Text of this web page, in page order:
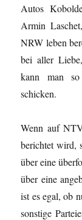
Autos
Armin
NRW leben
bei aller
kann man so
schicken.
Wenn auf
berichtet wird,
über eine
über eine
ist es egal, ob
sonstige